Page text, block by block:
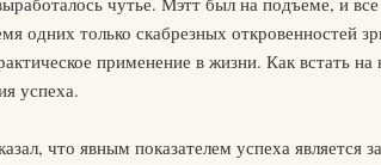
одних только скабрезных откровенностей
применение в жизни. Как встать
успеха.
что явным показателем успеха является